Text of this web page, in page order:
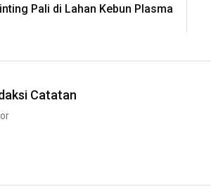
Pali di Lahan Kebun Plasma
Catatan